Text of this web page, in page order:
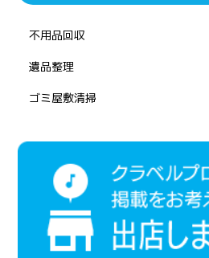
不用品回収
遺品整理
ゴミ屋敷清掃